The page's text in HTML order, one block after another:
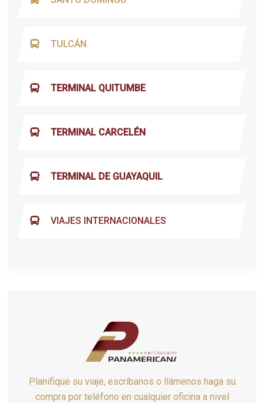
TULCÁN
TERMINAL QUITUMBE
TERMINAL CARCELÉN
TERMINAL DE GUAYAQUIL
VIAJES INTERNACIONALES
Planifique su viaje, escríbanos o llámenos haga su
compra por teléfono en cualquier oficina a nivel